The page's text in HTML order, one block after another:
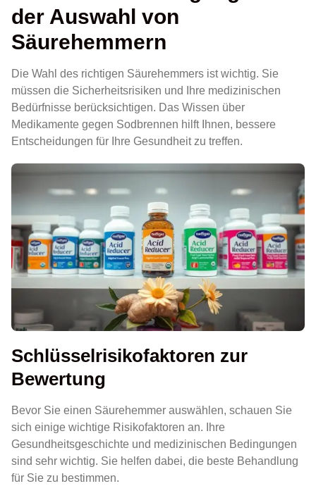
der Auswahl von
Säurehemmern
Die Wahl des richtigen Säurehemmers ist wichtig. Sie
müssen die Sicherheitsrisiken und Ihre medizinischen
Bedürfnisse berücksichtigen. Das Wissen über
Medikamente gegen Sodbrennen hilft Ihnen, bessere
Entscheidungen für Ihre Gesundheit zu treffen.
Schlüsselrisikofaktoren zur
Bewertung
Bevor Sie einen Säurehemmer auswählen, schauen Sie
sich einige wichtige Risikofaktoren an. Ihre
Gesundheitsgeschichte und medizinischen Bedingungen
sind sehr wichtig. Sie helfen dabei, die beste Behandlung
für Sie zu bestimmen.